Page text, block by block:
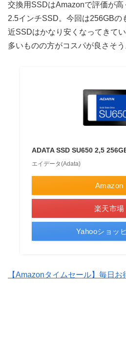
交換用SSDはAmazonで評価が
2.5インチSSD。今回は256GBの
近SSDはかなり安くなってきて
多いものの方がコスパが良さそう
ADATA SSD SU650 2,5
エイデータ(Adata)
Amazon
楽天市場
Yahooショッ
【Amazonタイムセール】毎日お